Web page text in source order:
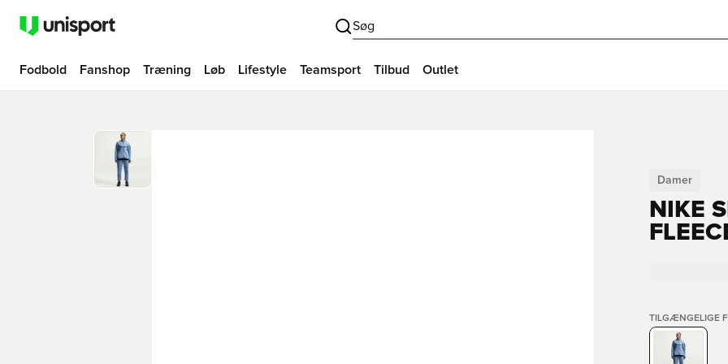
Søg
Fodbold Fanshop Træning Løb Lifestyle Teamsport Tilbud Outlet
Damer
NIKE
TILGÆNGELIGE